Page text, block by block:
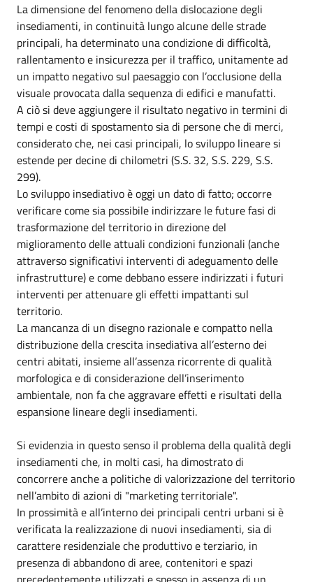
La dimensione del fenomeno della dislocazione degli
insediamenti, in continuità lungo alcune delle strade
principali, ha determinato una condizione di difficoltà,
rallentamento e insicurezza per il traffico, unitamente ad
un impatto negativo sul paesaggio con l’occlusione della
visuale provocata dalla sequenza di edifici e manufatti.
A ciò si deve aggiungere il risultato negativo in termini di
tempi e costi di spostamento sia di persone che di merci,
considerato che, nei casi principali, lo sviluppo lineare si
estende per decine di chilometri (S.S. 32, S.S. 229, S.S.
299).
Lo sviluppo insediativo è oggi un dato di fatto; occorre
verificare come sia possibile indirizzare le future fasi di
trasformazione del territorio in direzione del
miglioramento delle attuali condizioni funzionali (anche
attraverso significativi interventi di adeguamento delle
infrastrutture) e come debbano essere indirizzati i futuri
interventi per attenuare gli effetti impattanti sul
territorio.
La mancanza di un disegno razionale e compatto nella
distribuzione della crescita insediativa all’esterno dei
centri abitati, insieme all’assenza ricorrente di qualità
morfologica e di considerazione dell’inserimento
ambientale, non fa che aggravare effetti e risultati della
espansione lineare degli insediamenti.
Si evidenzia in questo senso il problema della qualità degli
insediamenti che, in molti casi, ha dimostrato di
concorrere anche a politiche di valorizzazione del territorio
nell’ambito di azioni di "marketing territoriale".
In prossimità e all’interno dei principali centri urbani si è
verificata la realizzazione di nuovi insediamenti, sia di
carattere residenziale che produttivo e terziario, in
presenza di abbandono di aree, contenitori e spazi